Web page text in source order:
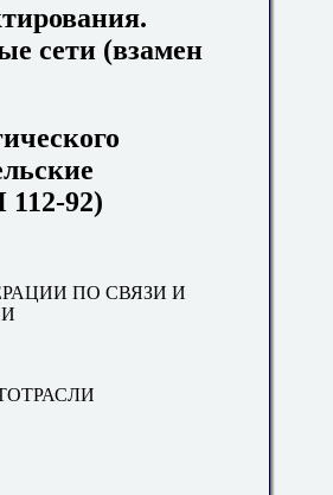
сети (взамен
92)
ПО СВЯЗИ И